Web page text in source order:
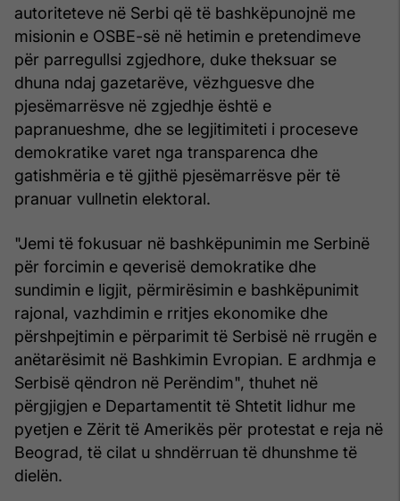
autoriteteve në Serbi që të bashkëpunojnë me
misionin e OSBE-së në hetimin e pretendimeve
për parregullsi zgjedhore, duke theksuar se
dhuna ndaj gazetarëve, vëzhguesve dhe
pjesëmarrësve në zgjedhje është e
papranueshme, dhe se legjitimiteti i proceseve
demokratike varet nga transparenca dhe
gatishmëria e të gjithë pjesëmarrësve për të
pranuar vullnetin elektoral.
"Jemi të fokusuar në bashkëpunimin me Serbinë
për forcimin e qeverisë demokratike dhe
sundimin e ligjit, përmirësimin e bashkëpunimit
rajonal, vazhdimin e rritjes ekonomike dhe
përshpejtimin e përparimit të Serbisë në rrugën e
anëtarësimit në Bashkimin Evropian. E ardhmja e
Serbisë qëndron në Perëndim", thuhet në
përgjigjen e Departamentit të Shtetit lidhur me
pyetjen e Zërit të Amerikës për protestat e reja në
Beograd, të cilat u shndërruan të dhunshme të
dielën.